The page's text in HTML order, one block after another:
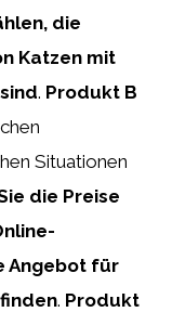
die
Katzen mit
. Produkt B
Situationen
die Preise
Angebot für
. Produkt